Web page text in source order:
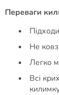
Переваги
Не
Легко
Всі